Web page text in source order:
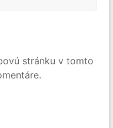
stránku v tomto